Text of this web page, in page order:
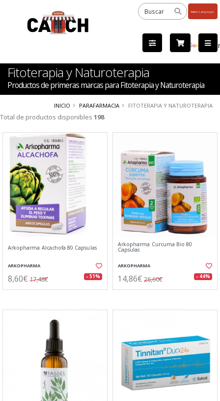
by
Fitoterapia y Naturoterapia
Productos de primeras marcas para Fitoterapia y Naturoterapia
INICIO PARAFARMACIA FITOTERAPIA Y NATUROTERAPIA
Total de productos disponibles 198
Arkopharma Alcachofa 80 Capsulas
ARKOPHARMA
8,60€ 17,48€ - 51%
Arkopharma Curcuma Bio 80
Capsulas
ARKOPHARMA
14,86€ 26,60€ - 44%